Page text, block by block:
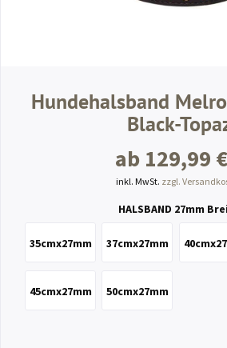
Hundehalsband
Black-
ab 129,99
inkl. MwSt. zzgl.
HALSBAND 27mm
35cmx27mm 37cmx27mm
45cmx27mm 50cmx27mm